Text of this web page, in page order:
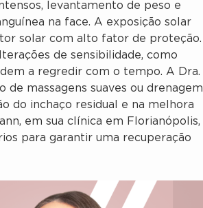
levantamento de peso e
na face. A exposição solar
solar com alto fator de proteção.
de sensibilidade, como
a regredir com o tempo. A Dra.
de massagens suaves ou drenagem
do inchaço residual e na melhora
em sua clínica em Florianópolis,
para garantir uma recuperação